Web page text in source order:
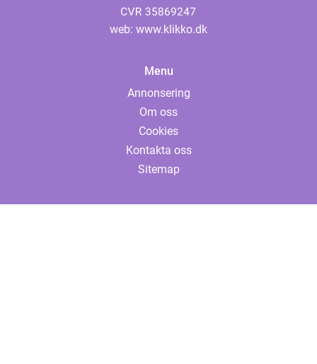
web: www.klikko.dk
Menu
Annonsering
Om oss
Cookies
Kontakta oss
Sitemap